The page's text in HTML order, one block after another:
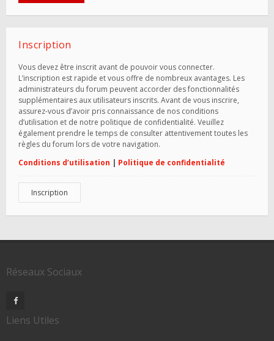
Inscription
Vous devez être inscrit avant de pouvoir vous connecter.
L’inscription est rapide et vous offre de nombreux avantages. Les
administrateurs du forum peuvent accorder des fonctionnalités
supplémentaires aux utilisateurs inscrits. Avant de vous inscrire,
assurez-vous d’avoir pris connaissance de nos conditions
d’utilisation et de notre politique de confidentialité. Veuillez
également prendre le temps de consulter attentivement toutes les
règles du forum lors de votre navigation.
Conditions d’utilisation | Politique de confidentialité
Inscription
Réseaux Sociaux
Liens Utiles